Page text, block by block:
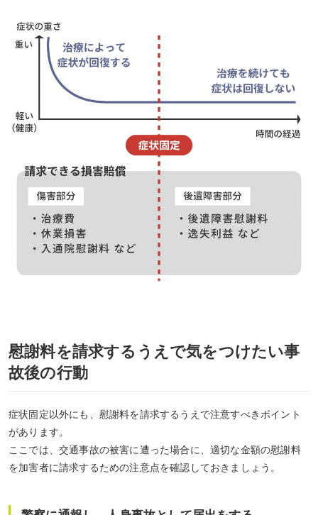
慰謝料を請求するうえで気をつけたい事
故後の行動
症状固定以外にも、慰謝料を請求するうえで注意すべきポイント
があります。
ここでは、交通事故の被害に遭った場合に、適切な金額の慰謝料
を加害者に請求するための注意点を確認しておきましょう。